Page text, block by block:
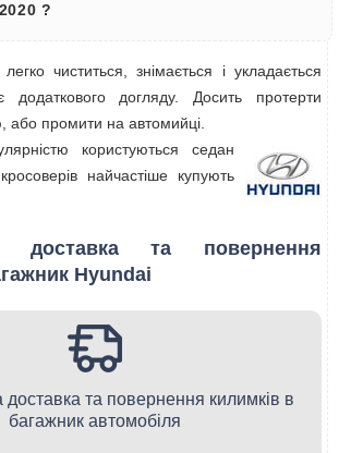
?
чиститься, знімається і укладається
додаткового догляду. Досить протерти
або промити на автомийці.
користуються седан
найчастіше купують
доставка та повернення
Hyundai
та повернення килимків в
багажник автомобіля